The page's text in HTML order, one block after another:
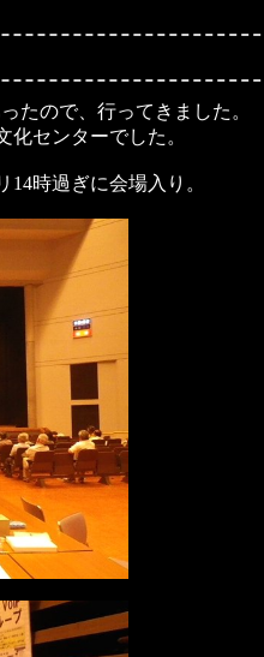
たので、行ってきました。
センターでした。
時過ぎに会場入り。